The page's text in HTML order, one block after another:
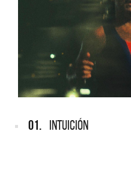
01. INTUICIÓN